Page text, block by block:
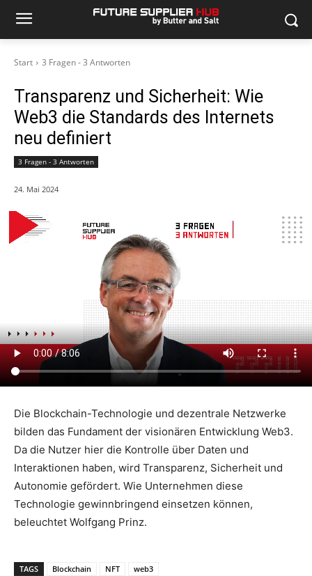
Start 3 Fragen - 3 Antworten
Transparenz und Sicherheit: Wie
Web3 die Standards des Internets
neu definiert
3 Fragen - 3 Antworten
24. Mai 2024
Die Blockchain-Technologie und dezentrale Netzwerke
bilden das Fundament der visionären Entwicklung Web3.
Da die Nutzer hier die Kontrolle über Daten und
Interaktionen haben, wird Transparenz, Sicherheit und
Autonomie gefördert. Wie Unternehmen diese
Technologie gewinnbringend einsetzen können,
beleuchtet Wolfgang Prinz.
TAGS Blockchain NFT web3